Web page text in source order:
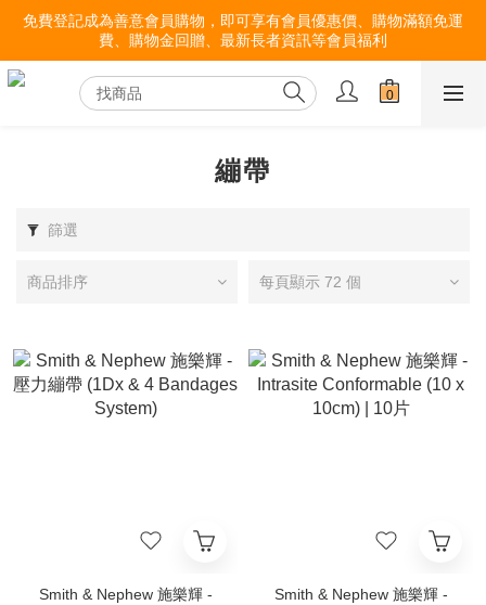
免費登記成為善意會員購物，即可享有會員優惠價、購物滿額免運
費、購物金回贈、最新長者資訊等會員福利
繃帶
篩選
商品排序 每頁顯示 72 個
Smith & Nephew 施樂輝 -
Smith & Nephew 施樂輝 -